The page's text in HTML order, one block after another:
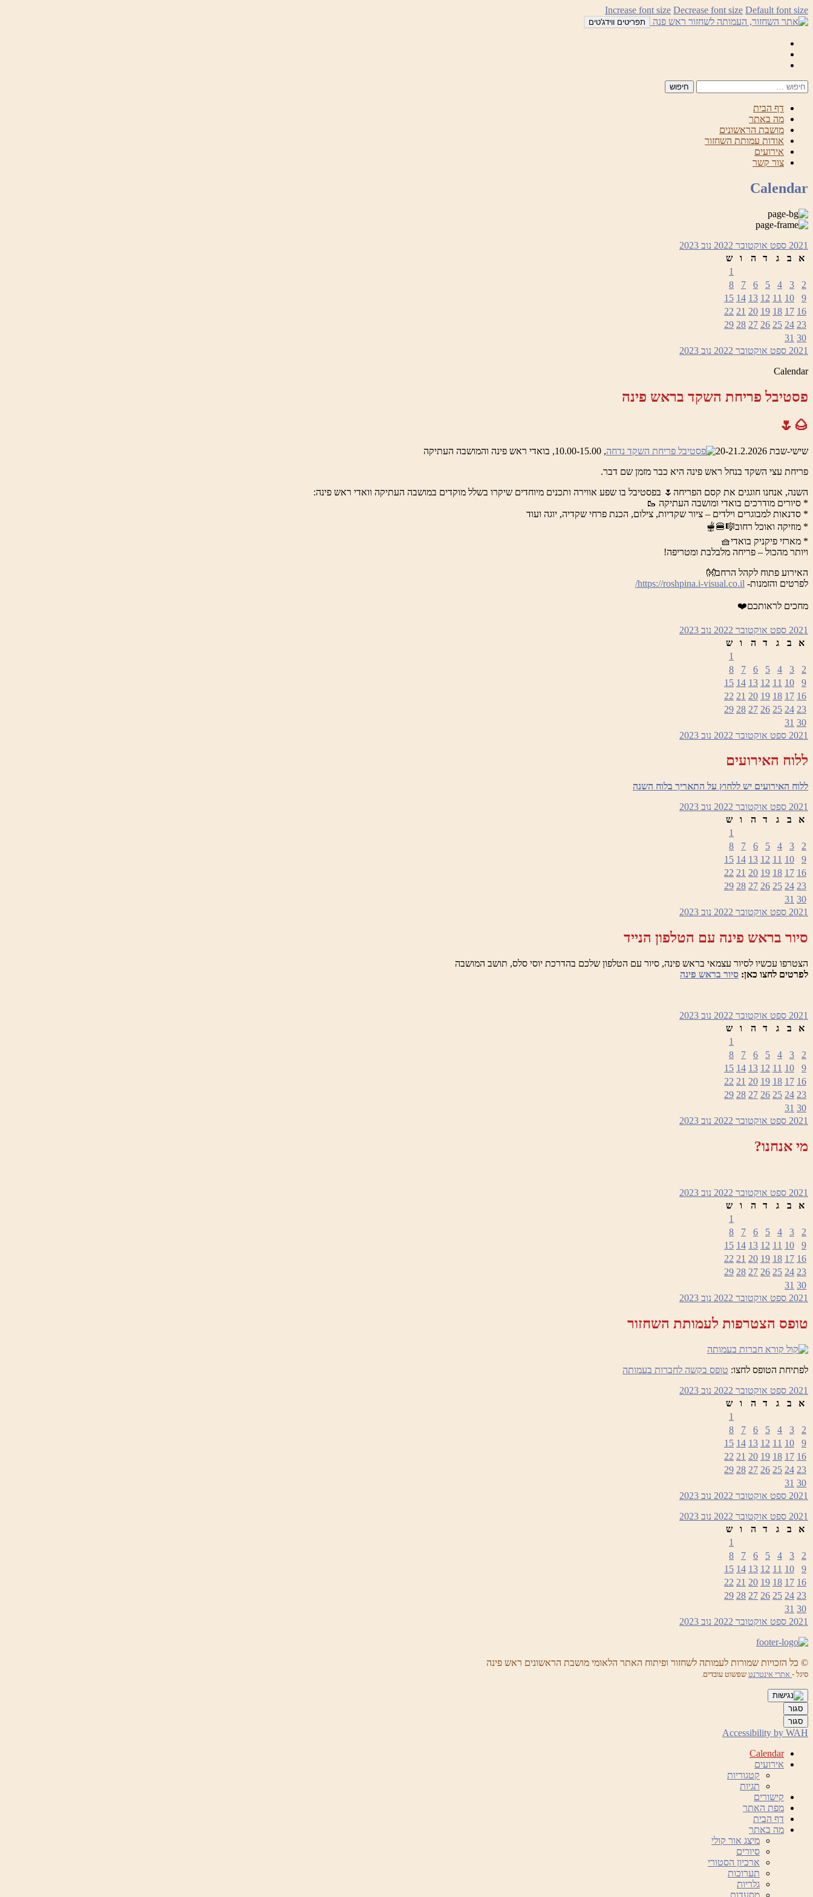
לדלג
לתוכן
Increase font size Decrease font size Default font size
תפריטים ווידג'טים
דף הבית
מה באתר
מושבת הראשונים
אודות עמותת השחזור
אירועים
צור קשר
Calendar
2021 ספט אוקטובר 2022 נוב 2023
א
ב ג ד ה ו
ש
1
2
3
4
5
6
7
8
9
10
11
12
13
14
15
16
17
18
19
20
21
22
23
24
25
26
27
28
29
30
31
2021 ספט אוקטובר 2022 נוב 2023
Calendar
פסטיבל פריחת השקד בראש פינה
🌰🌷
שישי-שבת 20-21.2.2026
, 10.00-15.00, בואדי ראש פינה והמושבה העתיקה
פריחת עצי השקד בנחל ראש פינה היא כבר מזמן שם דבר.
השנה, אנחנו חוגגים את קסם הפריחה🌷 בפסטיבל בו שפע אווירה ותכנים מיוחדים שיקרו בשלל מוקדים במושבה העתיקה וואדי ראש פינה:
* סיורים מודרכים בואדי ומושבה העתיקה 🥾
* סדנאות למבוגרים וילדים – ציור שקדיות, צילום, הכנת פרחי שקדיה, יוגה ועוד
* מוזיקה ואוכל רחוב🎼🍔🫕
* מארזי פיקניק בואדי🧺
ויותר מהכול – פריחה מלבלבת ומטריפה!
האירוע פתוח לקהל הרחב👐
לפרטים והזמנות- https://roshpina.i-visual.co.il/
מחכים לראותכם❤️
2021 ספט אוקטובר 2022 נוב 2023
א
ב ג ד ה ו
ש
1
2
3
4
5
6
7
8
9
10
11
12
13
14
15
16
17
18
19
20
21
22
23
24
25
26
27
28
29
30
31
2021 ספט אוקטובר 2022 נוב 2023
ללוח האירועים
ללוח האירועים יש ללחוץ על התאריך בלוח השנה
2021 ספט אוקטובר 2022 נוב 2023
א
ב ג ד ה ו
ש
1
2
3
4
5
6
7
8
9
10
11
12
13
14
15
16
17
18
19
20
21
22
23
24
25
26
27
28
29
30
31
2021 ספט אוקטובר 2022 נוב 2023
סיור בראש פינה עם הטלפון הנייד
הצטרפו עכשיו לסיור עצמאי בראש פינה, סיור עם הטלפון שלכם בהדרכת יוסי סלס, תושב המושבה
לפרטים לחצו כאן: סיור בראש פינה
2021 ספט אוקטובר 2022 נוב 2023
א
ב ג ד ה ו
ש
1
2
3
4
5
6
7
8
9
10
11
12
13
14
15
16
17
18
19
20
21
22
23
24
25
26
27
28
29
30
31
2021 ספט אוקטובר 2022 נוב 2023
מי אנחנו?
2021 ספט אוקטובר 2022 נוב 2023
א
ב ג ד ה ו
ש
1
2
3
4
5
6
7
8
9
10
11
12
13
14
15
16
17
18
19
20
21
22
23
24
25
26
27
28
29
30
31
2021 ספט אוקטובר 2022 נוב 2023
טופס הצטרפות לעמותת השחזור
לפתיחת הטופס לחצו: טופס בקשה לחברות בעמותה
2021 ספט אוקטובר 2022 נוב 2023
א
ב ג ד ה ו
ש
1
2
3
4
5
6
7
8
9
10
11
12
13
14
15
16
17
18
19
20
21
22
23
24
25
26
27
28
29
30
31
2021 ספט אוקטובר 2022 נוב 2023
2021 ספט אוקטובר 2022 נוב 2023
א
ב ג ד ה ו
ש
1
2
3
4
5
6
7
8
9
10
11
12
13
14
15
16
17
18
19
20
21
22
23
24
25
26
27
28
29
30
31
2021 ספט אוקטובר 2022 נוב 2023
© כל הזכויות שמורות לעמותה לשחזור ופיתוח האתר הלאומי מושבת הראשונים ראש פינה
סיגל - אתרי אינטרנט שפשוט עובדים.
סגור
סגור
Accessibility by WAH
Calendar
אירועים
קטגוריות
תגיות
קישורים
מפת האתר
דף הבית
מה באתר
מיצג אור קולי
סיורים
ארכיון הסטורי
תערוכות
גלריות
מסעדות